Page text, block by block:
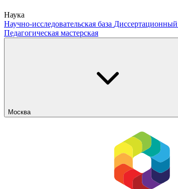
Наука
Научно-исследовательская база Диссертационный
Педагогическая мастерская
Москва